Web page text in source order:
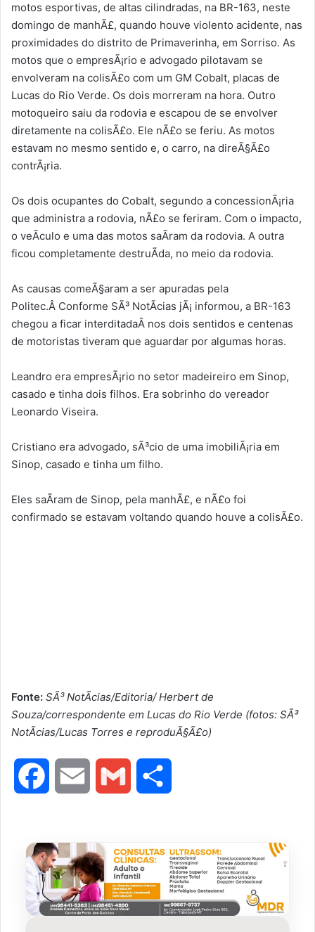
motos esportivas, de altas cilindradas, na BR-163, neste
domingo de manhÃ£, quando houve violento acidente, nas
proximidades do distrito de Primaverinha, em Sorriso. As
motos que o empresÃ¡rio e advogado pilotavam se
envolveram na colisÃ£o com um GM Cobalt, placas de
Lucas do Rio Verde. Os dois morreram na hora. Outro
motoqueiro saiu da rodovia e escapou de se envolver
diretamente na colisÃ£o. Ele nÃ£o se feriu. As motos
estavam no mesmo sentido e, o carro, na direÃ§Ã£o
contrÃ¡ria.
Os dois ocupantes do Cobalt, segundo a concessionÃ¡ria
que administra a rodovia, nÃ£o se feriram. Com o impacto,
o veÃ­culo e uma das motos saÃ­ram da rodovia. A outra
ficou completamente destruÃ­da, no meio da rodovia.
As causas comeÃ§aram a ser apuradas pela
Politec.Â Conforme SÃ³ NotÃ­cias jÃ¡ informou, a BR-163
chegou a ficar interditadaÂ nos dois sentidos e centenas
de motoristas tiveram que aguardar por algumas horas.
Leandro era empresÃ¡rio no setor madeireiro em Sinop,
casado e tinha dois filhos. Era sobrinho do vereador
Leonardo Viseira.
Cristiano era advogado, sÃ³cio de uma imobiliÃ¡ria em
Sinop, casado e tinha um filho.
Eles saÃ­ram de Sinop, pela manhÃ£, e nÃ£o foi
confirmado se estavam voltando quando houve a colisÃ£o.
Fonte: SÃ³ NotÃ­cias/Editoria/ Herbert de
Souza/correspondente em Lucas do Rio Verde (fotos: SÃ³
NotÃ­cias/Lucas Torres e reproduÃ§Ã£o)
c
e
b
i
l
a
i
l
a
r
e